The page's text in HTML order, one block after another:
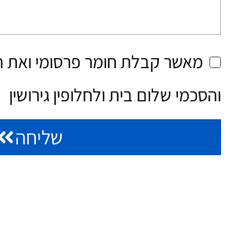
מאשר קבלת חומר פרסומי ואת
והסכמי שלום בית ולחלופין גירושין
שליחה